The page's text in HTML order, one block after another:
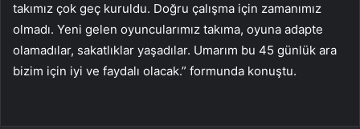
takımız çok geç kuruldu. Doğru çalışma için zamanımız
olmadı. Yeni gelen oyuncularımız takıma, oyuna adapte
olamadılar, sakatlıklar yaşadılar. Umarım bu 45 günlük ara
bizim için iyi ve faydalı olacak.” formunda konuştu.